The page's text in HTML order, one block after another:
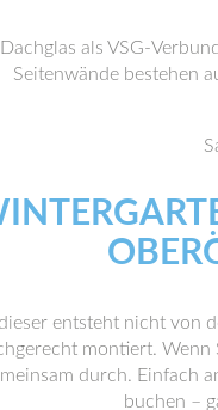
Dachglas als VSG-
Seitenwände bestehen
entsteht nicht von
montiert.
durch. Einfach
buchen –